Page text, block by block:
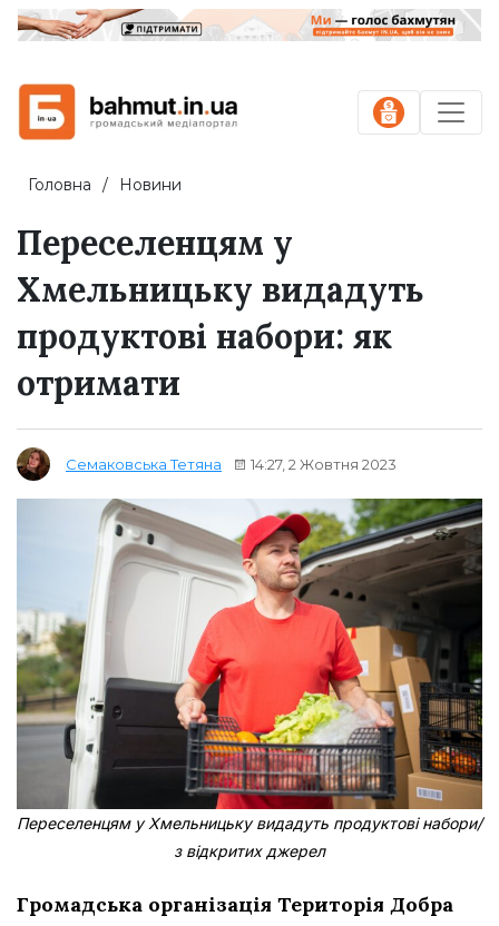
Головна Новини
Переселенцям у
Хмельницьку видадуть
продуктові набори: як
отримати
Семаковська Тетяна 14:27, 2 Жовтня 2023
Переселенцям у Хмельницьку видадуть продуктові набори/
з відкритих джерел
Громадська організація Територія Добра